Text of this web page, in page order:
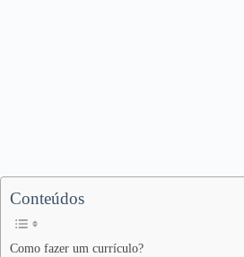
Conteúdos
Como fazer um currículo?